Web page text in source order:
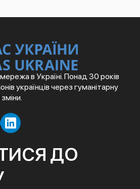
в Україні. Понад 30 років
українців через гуманітарну
ДО